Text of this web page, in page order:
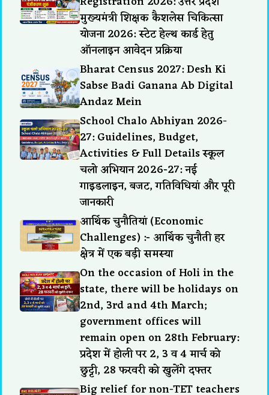
मुख्यमंत्री शिक्षक कैशलेस चिकित्सा
योजना 2026: स्टेट हेल्थ कार्ड हेतु
ऑनलाइन आवेदन प्रक्रिया
Bharat Census 2027: Desh Ki
Sabse Badi Ganana Ab Digital
Andaz Mein
School Chalo Abhiyan 2026-
27: Guidelines, Budget,
Activities & Full Details स्कूल
चलो अभियान 2026-27: नई
गाइडलाइन, बजट, गतिविधियां और पूरी
जानकारी
आर्थिक चुनौतियां (Economic
Challenges) :- आर्थिक चुनौती हर
क्षेत्र में एक बड़ी समस्या
On the occasion of Holi in the
state, there will be holidays on
2nd, 3rd and 4th March;
government offices will
remain open on 28th February:
प्रदेश में होली पर 2, 3 व 4 मार्च को
छुट्टी, 28 फरवरी को खुलेंगे दफ्तर
Big relief for non-TET teachers